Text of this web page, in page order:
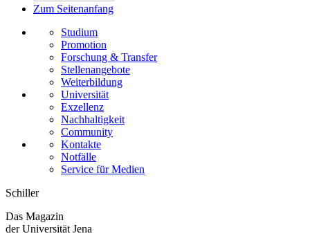
Zum Seitenanfang
Studium
Promotion
Forschung & Transfer
Stellenangebote
Weiterbildung
Universität
Exzellenz
Nachhaltigkeit
Community
Kontakte
Notfälle
Service für Medien
Schiller
Das Magazin
der Universität Jena